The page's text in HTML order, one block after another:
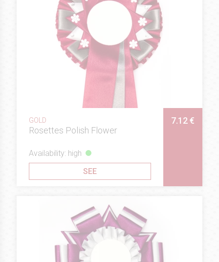
GOLD
Rosettes Polish Flower
7.12 €
Availability: high
SEE